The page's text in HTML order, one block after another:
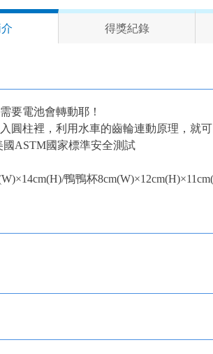
得獎紀錄
要電池會轉動耶！
圓柱裡，利用水車的齒輪連動原理，就
國ASTM國家標準安全測試
鴨鴨杯